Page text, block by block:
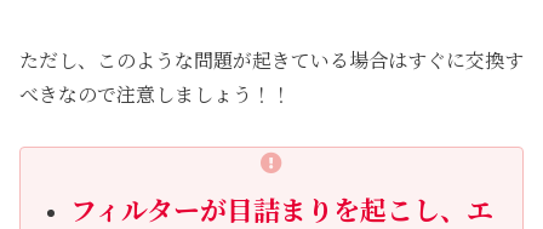
ただし、このような問題が起きている場合はすぐに交換す
べきなので注意しましょう！！
フィルターが目詰まりを起こし、エ